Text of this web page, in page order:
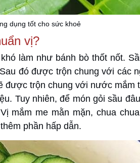
dụng tốt cho sức khoẻ
vị?
làm như bánh bò thốt nốt.
đó được trộn chung với các
được trộn chung với nước mắm
Tuy nhiên, để món gỏi sầu
mắm me mằn mặn, chua
phần hấp dẫn.